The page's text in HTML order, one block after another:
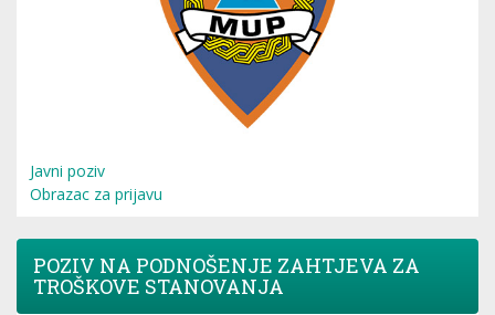
Javni poziv
Obrazac za prijavu
POZIV NA PODNOŠENJE ZAHTJEVA ZA
TROŠKOVE STANOVANJA